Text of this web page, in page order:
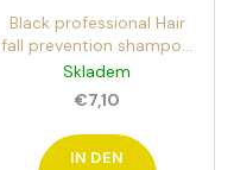
Black professional Hair
fall prevention shampoo
500ml Shampoo zur
Vorbeugung von
Haarausfall
Skladem
€7,10
IN DEN